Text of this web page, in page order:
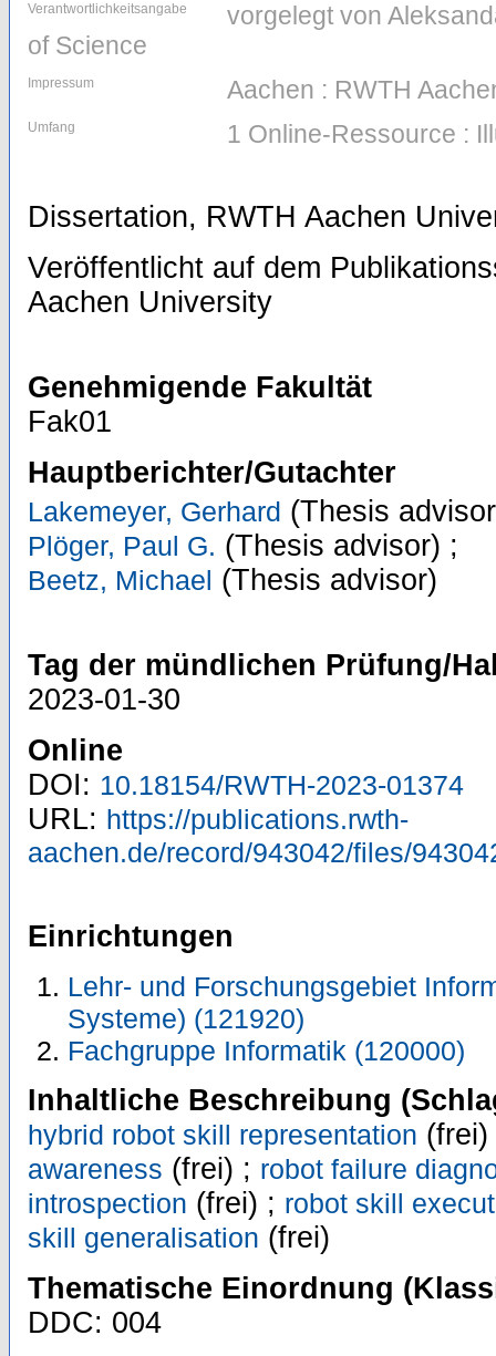
Verantwortlichkeitsangabe
vorgelegt von
of Science
Impressum Aachen : RWTH
Umfang 1 Online-Ressource :
Dissertation, RWTH Aachen
Veröffentlicht auf dem
Aachen University
Genehmigende Fakultät
Fak01
Hauptberichter/Gutachter
Lakemeyer, Gerhard (Thesis
Plöger, Paul G. (Thesis advisor) ;
Beetz, Michael (Thesis advisor)
Tag der mündlichen Prüfung/
2023-01-30
Online
DOI: 10.18154/RWTH-2023-01374
URL: https://publications.rwth-
aachen.de/record/943042/files/
Einrichtungen
Lehr- und Forschungsgebiet
Systeme) (121920)
Fachgruppe Informatik (120000)
Inhaltliche Beschreibung
hybrid robot skill representation
awareness (frei) ; robot failure
introspection (frei) ; robot skill
skill generalisation (frei)
Thematische Einordnung
DDC: 004